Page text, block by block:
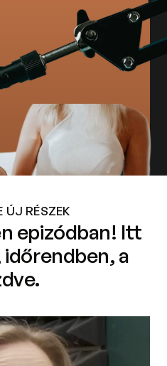
ÚJ RÉSZEK
epizódban! Itt
időrendben, a